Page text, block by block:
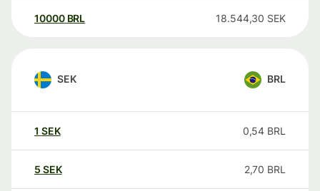
10000 BRL 18.544,30 SEK
SEK BRL
1 SEK 0,54 BRL
5 SEK 2,70 BRL